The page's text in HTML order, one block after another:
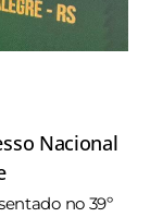
Nacional
no 39º